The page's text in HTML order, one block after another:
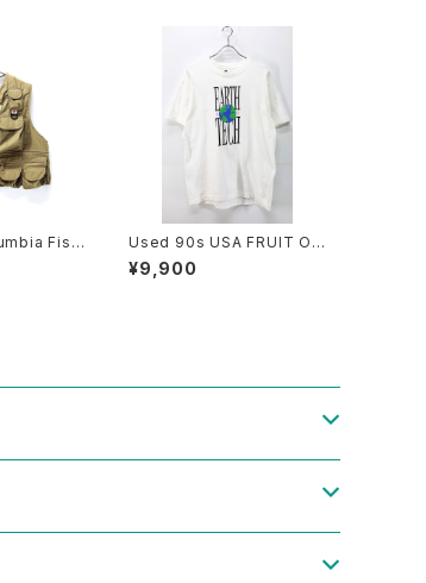
Fishi
Vest
Used 90s USA FRUIT OF
THE LOOM EARTH TECH
Graphic T-Shirt Size L 古
¥9,900